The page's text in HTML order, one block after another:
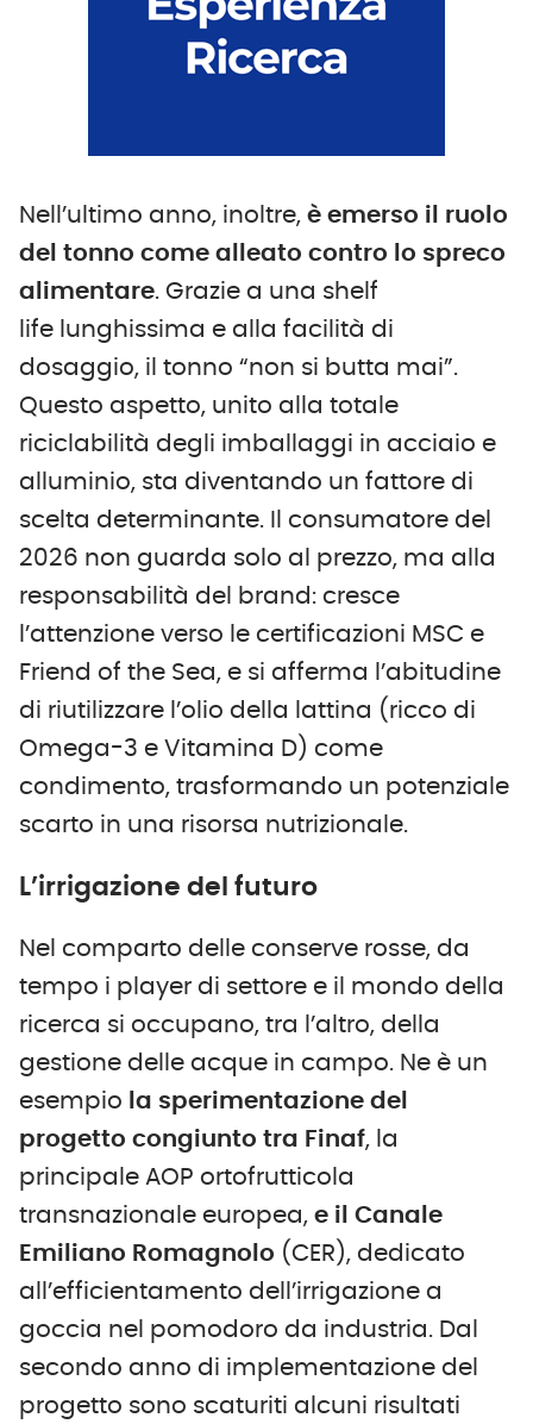
Nell’ultimo anno, inoltre, è emerso il ruolo
del tonno come alleato contro lo spreco
alimentare. Grazie a una shelf
life lunghissima e alla facilità di
dosaggio, il tonno “non si butta mai”.
Questo aspetto, unito alla totale
riciclabilità degli imballaggi in acciaio e
alluminio, sta diventando un fattore di
scelta determinante. Il consumatore del
2026 non guarda solo al prezzo, ma alla
responsabilità del brand: cresce
l’attenzione verso le certificazioni MSC e
Friend of the Sea, e si afferma l’abitudine
di riutilizzare l’olio della lattina (ricco di
Omega-3 e Vitamina D) come
condimento, trasformando un potenziale
scarto in una risorsa nutrizionale.
L’irrigazione del futuro
Nel comparto delle conserve rosse, da
tempo i player di settore e il mondo della
ricerca si occupano, tra l’altro, della
gestione delle acque in campo. Ne è un
esempio la sperimentazione del
progetto congiunto tra Finaf, la
principale AOP ortofrutticola
transnazionale europea, e il Canale
Emiliano Romagnolo (CER), dedicato
all’efficientamento dell’irrigazione a
goccia nel pomodoro da industria. Dal
secondo anno di implementazione del
progetto sono scaturiti alcuni risultati